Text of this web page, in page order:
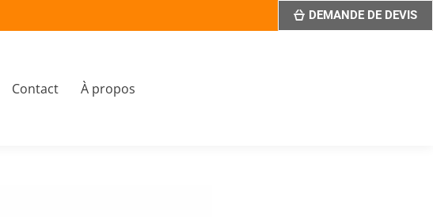
DEMANDE DE DEVIS
Contact À propos
À propos